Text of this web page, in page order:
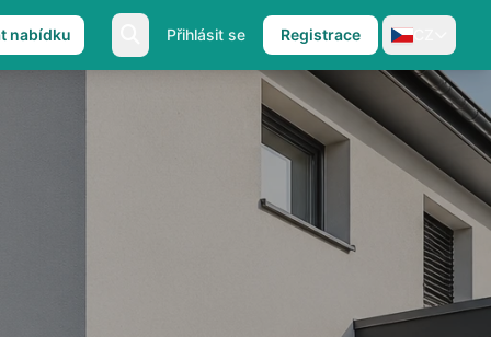
nabídku Přihlásit se Registrace